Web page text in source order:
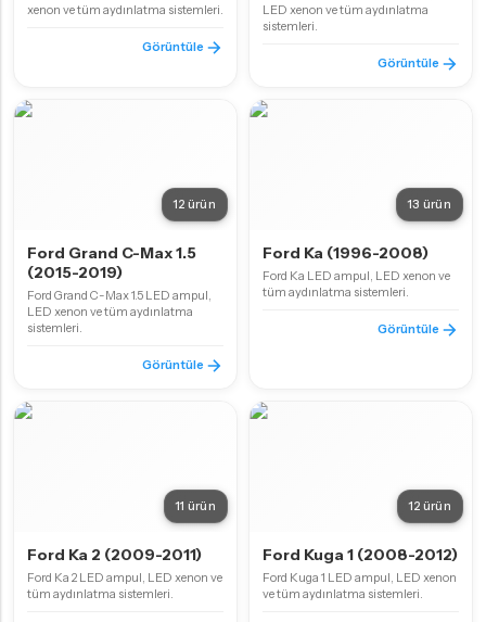
xenon ve tüm aydınlatma sistemleri.
Görüntüle
LED xenon ve tüm aydınlatma
sistemleri.
Görüntüle
12 ürün
Ford Grand C-Max 1.5
(2015-2019)
Ford Grand C-Max 1.5 LED ampul,
LED xenon ve tüm aydınlatma
sistemleri.
Görüntüle
13 ürün
Ford Ka (1996-2008)
Ford Ka LED ampul, LED xenon ve
tüm aydınlatma sistemleri.
Görüntüle
11 ürün
Ford Ka 2 (2009-2011)
Ford Ka 2 LED ampul, LED xenon ve
tüm aydınlatma sistemleri.
12 ürün
Ford Kuga 1 (2008-2012)
Ford Kuga 1 LED ampul, LED xenon
ve tüm aydınlatma sistemleri.